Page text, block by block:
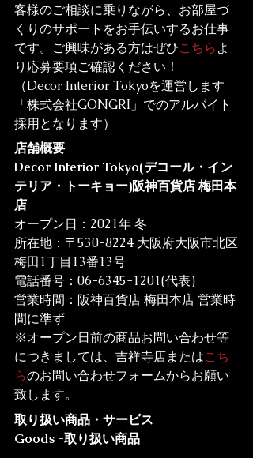
客様のご相談に乗りながら、お部屋づ
くりのサポートをお手伝いするお仕事
です。ご興味がある方はぜひこちらよ
り応募要項ご確認ください！
（Decor Interior Tokyoを運営します
「株式会社GONGRI」でのアルバイト
採用となります）
店舗概要
Decor Interior Tokyo(デコール・イン
テリア・トーキョー)阪神百貨店 梅田本
店
オープン日：2021年 冬
所在地：〒530-8224 大阪府大阪市北区
梅田1丁目13番13号
電話番号：06-6345-1201(代表)
営業時間：阪神百貨店 梅田本店 営業時
間に準ず
※オープン日前の商品お問い合わせ等
につきましては、吉祥寺店またはこち
らのお問い合わせフォームからお願い
致します。
取り扱い商品・サービス
Goods -取り扱い商品